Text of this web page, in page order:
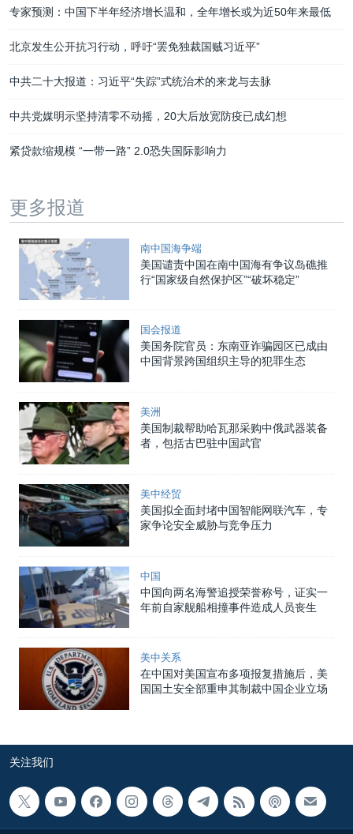
专家预测：中国下半年经济增长温和，全年增长或为近50年来最低
北京发生公开抗习行动，呼吁“罢免独裁国贼习近平”
中共二十大报道：习近平“失踪”式统治术的来龙与去脉
中共党媒明示坚持清零不动摇，20大后放宽防疫已成幻想
紧贷款缩规模 “一带一路” 2.0恐失国际影响力
更多报道
南中国海争端
美国谴责中国在南中国海有争议岛礁推
行“国家级自然保护区”“破坏稳定”
国会报道
美国务院官员：东南亚诈骗园区已成由
中国背景跨国组织主导的犯罪生态
美洲
美国制裁帮助哈瓦那采购中俄武器装备
者，包括古巴驻中国武官
美中经贸
美国拟全面封堵中国智能网联汽车，专
家争论安全威胁与竞争压力
中国
中国向两名海警追授荣誉称号，证实一
年前自家舰船相撞事件造成人员丧生
美中关系
在中国对美国宣布多项报复措施后，美
国国土安全部重申其制裁中国企业立场
关注我们